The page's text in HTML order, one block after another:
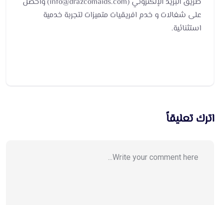
على شغالات و خدم افريقيات متميزات لتجربة خدمية
استثنائية.
اترك تعليقاً